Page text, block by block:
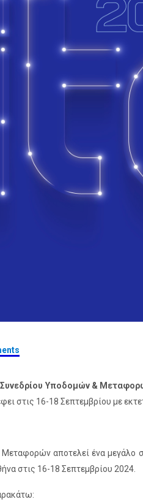
Υποδομών &
στις 16-18 Σεπτεμβρίου με
αποτελεί ένα μεγάλο
στις 16-18 Σεπτεμβρίου 2024.